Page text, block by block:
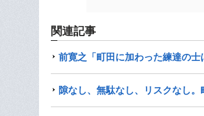
関連記事
前寛之「町田に加わった練達の士
隙なし、無駄なし、リスクなし。